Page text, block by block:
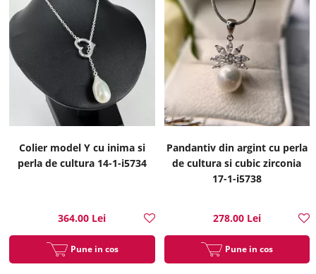
Colier model Y cu inima si
perla de cultura 14-1-i5734
364.00 Lei
Pune in cos
Pandantiv din argint cu perla
de cultura si cubic zirconia
17-1-i5738
278.00 Lei
Pune in cos